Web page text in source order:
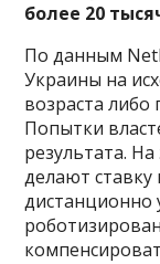
более 20
По данным
Украины на
возраста либо
Попытки
результата.
делают ставку
дистанционно